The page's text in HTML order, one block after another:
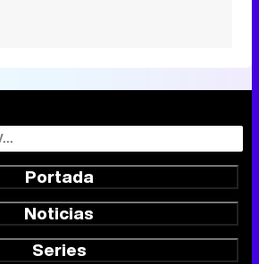
Portada
Noticias
Series